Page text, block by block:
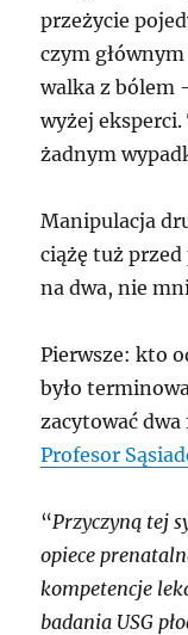
przeżycie
czym
walka z bólem
wyżej
żadnym
Manipulacja
ciążę tuż
na dwa, nie
Pierwsze: kto
było
zacytować
Profesor
“Przyczyną tej
opiece
kompetencje
badania USG